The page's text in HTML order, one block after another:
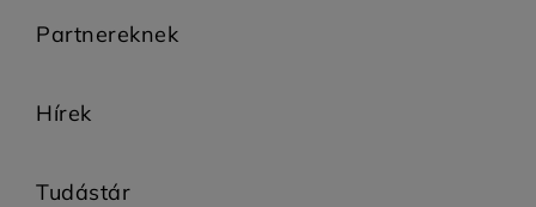
Partnereknek
Hírek
Tudástár